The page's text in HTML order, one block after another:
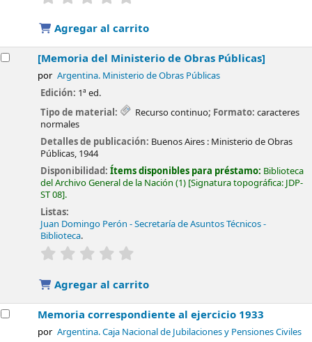
Agregar al carrito
[Memoria del Ministerio de Obras Públicas]
por Argentina. Ministerio de Obras Públicas
Edición: 1ª ed.
Tipo de material:
Recurso continuo; Formato: caracteres
normales
Detalles de publicación: Buenos Aires : Ministerio de Obras
Públicas, 1944
Disponibilidad:Ítems disponibles para préstamo: Biblioteca
del Archivo General de la Nación (1) Signatura topográfica: JDP-
ST 08 .
Listas:
Juan Domingo Perón - Secretaría de Asuntos Técnicos -
Biblioteca.
valoración
Agregar al carrito
Memoria correspondiente al ejercicio 1933
por Argentina. Caja Nacional de Jubilaciones y Pensiones Civiles